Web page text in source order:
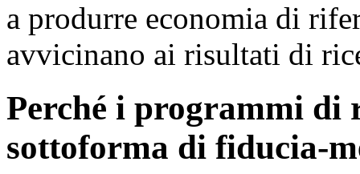
a produrre economia di
avvicinano ai risultati di
Perché i programmi di
sottoforma di fiducia-